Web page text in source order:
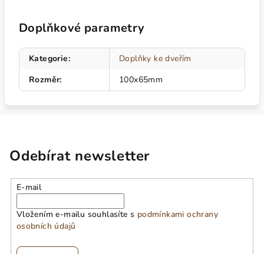
Doplňkové parametry
Kategorie:
Doplňky ke dveřím
Rozměr: 100x65mm
Odebírat newsletter
E-mail
Vložením e-mailu souhlasíte s podmínkami ochrany
osobních údajů